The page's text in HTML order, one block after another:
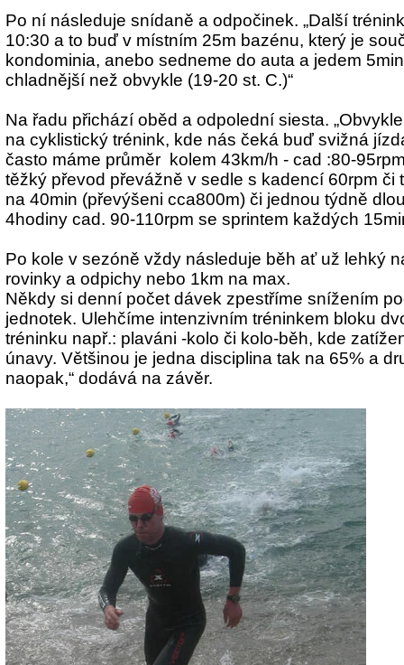
Po ní následuje snídaně a odpočinek. „Další
10:30 a to buď v místním 25m bazénu, který je
kondominia, anebo sedneme do auta a jedem
chladnější než obvykle (19-20 st. C.)“
Na řadu přichází oběd a odpolední siesta.
na cyklistický trénink, kde nás čeká buď svižná
často máme průměr kolem 43km/h - cad :80-
těžký převod převážně v sedle s kadencí 60rpm či
na 40min (převýšeni cca800m) či jednou týdně
4hodiny cad. 90-110rpm se sprintem každých
Po kole v sezóně vždy následuje běh ať už lehký
rovinky a odpichy nebo 1km na max.
Někdy si denní počet dávek zpestříme snížením
jednotek. Ulehčíme intenzivním tréninkem bloku
tréninku např.: plaváni -kolo či kolo-běh, kde
únavy. Většinou je jedna disciplina tak na 65% a
naopak,“ dodává na závěr.